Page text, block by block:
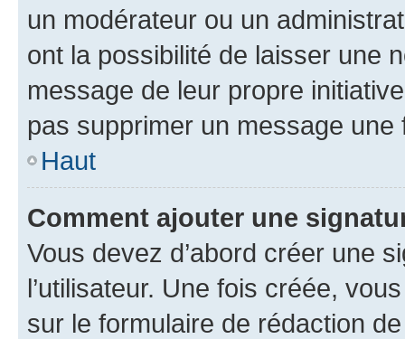
un modérateur ou un
ont la possibilité de laisser une
message de leur propre
pas supprimer un message une
Haut
Comment ajouter une
Vous devez d’abord créer une
l’utilisateur. Une fois créée,
sur le formulaire de rédaction